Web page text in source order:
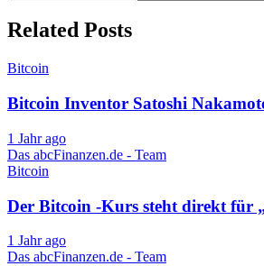
Related Posts
Bitcoin
Bitcoin Inventor Satoshi
1 Jahr ago
Das abcFinanzen.de - Team
Bitcoin
Der Bitcoin -Kurs steht direkt für
1 Jahr ago
Das abcFinanzen.de - Team